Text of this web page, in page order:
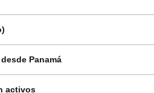
Panamá
activos